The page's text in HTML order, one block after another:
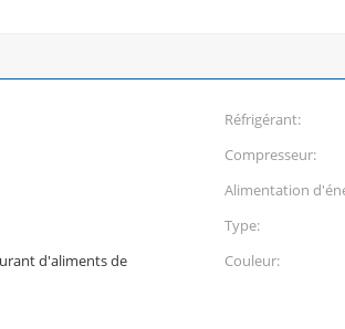
Réfrigérant:
Compresseur:
Alimentation
Type:
d'aliments de
Couleur: